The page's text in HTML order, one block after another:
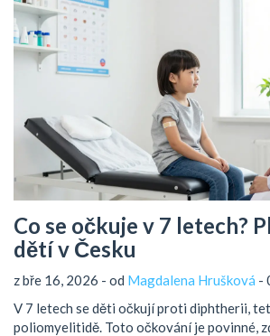
Co se očkuje v 7 letech?
dětí v Česku
z bře 16, 2026 - od Magdalena Hrušková -
V 7 letech se děti očkují proti diphtherii,
poliomyelitidě. Toto očkování je povinné,